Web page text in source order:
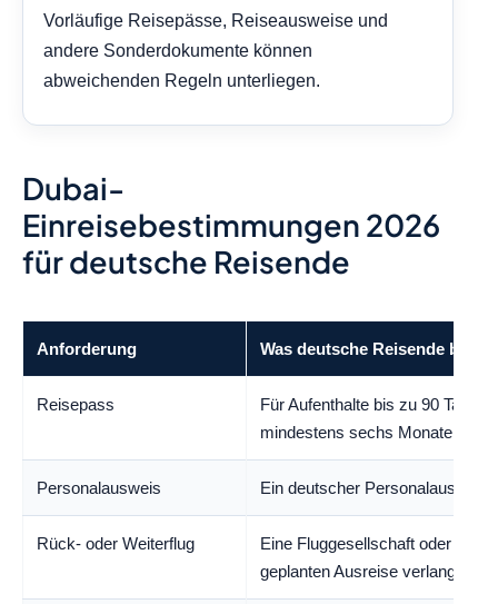
Vorläufige Reisepässe, Reiseausweise und
andere Sonderdokumente können
abweichenden Regeln unterliegen.
Dubai-
Einreisebestimmungen 2026
für deutsche Reisende
Anforderung Was deutsche Reisende
Reisepass
Für Aufenthalte bis zu 90
mindestens sechs Monate
Personalausweis Ein deutscher Personalausweis
Rück- oder Weiterflug
Eine Fluggesellschaft oder
geplanten Ausreise verlangen.